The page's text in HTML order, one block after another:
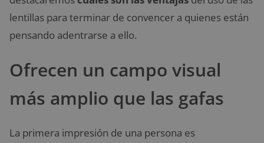
lentillas para terminar de convencer a quienes están
pensando adentrarse a ello.
Ofrecen un campo visual
más amplio que las gafas
La primera impresión de una persona es